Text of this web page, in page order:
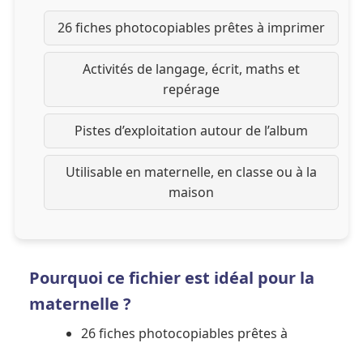
26 fiches photocopiables prêtes à imprimer
Activités de langage, écrit, maths et
repérage
Pistes d’exploitation autour de l’album
Utilisable en maternelle, en classe ou à la
maison
Pourquoi ce fichier est idéal pour la
maternelle ?
26 fiches photocopiables prêtes à